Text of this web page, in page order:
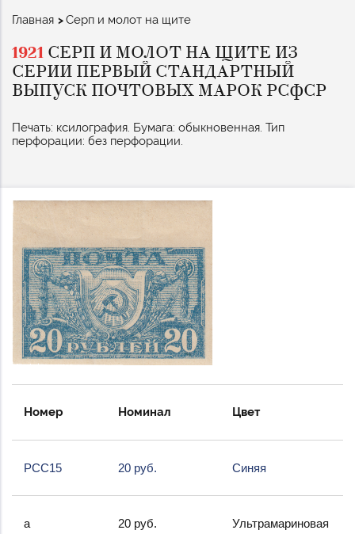
Строка
Главная Серп и молот на щите
1921 СЕРП И МОЛОТ НА ЩИТЕ ИЗ
СЕРИИ ПЕРВЫЙ СТАНДАРТНЫЙ
ВЫПУСК ПОЧТОВЫХ МАРОК РСФСР
Печать: ксилография. Бумага: обыкновенная. Тип
перфорации: без перфорации.
Номер Номинал Цвет
РСС15 20 руб. Синяя
а 20 руб. Ультрамариновая